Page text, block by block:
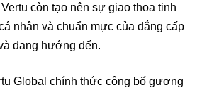
còn tạo nên sự giao thoa tinh
nhân và chuẩn mực của đẳng cấp
đang hướng đến.
Global chính thức công bố gương